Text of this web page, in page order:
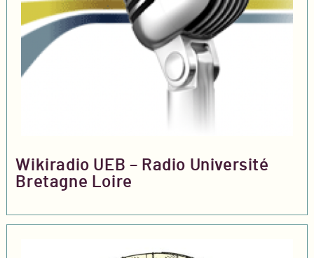
Wikiradio UEB – Radio Université
Bretagne Loire